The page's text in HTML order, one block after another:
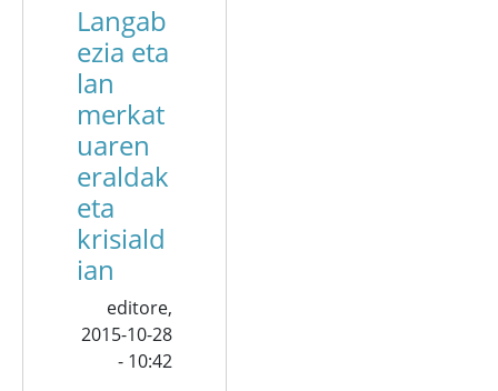
Langab
ezia eta
lan
merkat
uaren
eraldak
eta
krisiald
ian
editore,
2015-10-28
- 10:42